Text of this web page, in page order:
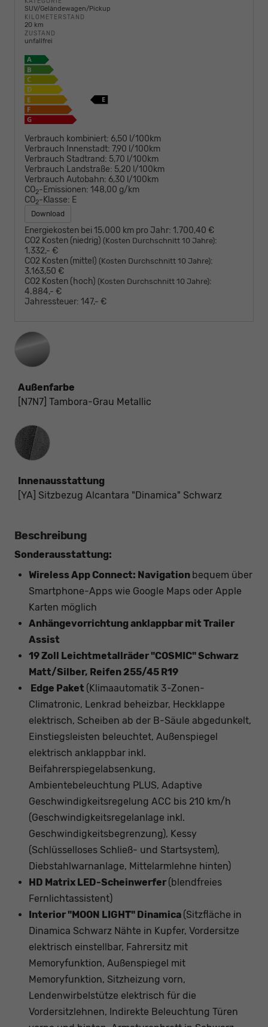
SUV/Geländewagen/Pickup
KILOMETERSTAND
20 km
ZUSTAND
unfallfrei
Verbrauch kombiniert: 6,50 l/100km
Verbrauch Innenstadt: 7,90 l/100km
Verbrauch Stadtrand: 5,70 l/100km
Verbrauch Landstraße: 5,20 l/100km
Verbrauch Autobahn: 6,30 l/100km
CO2-Emissionen: 148,00 g/km
CO2-Klasse: E
Download
Energiekosten bei 15.000 km pro Jahr: 1.700,40 €
CO2 Kosten (niedrig) (Kosten Durchschnitt 10 Jahre):
1.332,- €
CO2 Kosten (mittel) (Kosten Durchschnitt 10 Jahre):
3.163,50 €
CO2 Kosten (hoch) (Kosten Durchschnitt 10 Jahre):
4.884,- €
Jahressteuer: 147,- €
Außenfarbe
[N7N7] Tambora-Grau Metallic
Innenausstattung
Innenausstattung
[YA] Sitzbezug Alcantara "Dinamica" Schwarz
Beschreibung
Sonderausstattung:
Wireless App Connect: Navigation bequem über
Smartphone-Apps wie Google Maps oder Apple
Karten möglich
Anhängevorrichtung anklappbar mit Trailer
Assist
19 Zoll Leichtmetallräder "COSMIC" Schwarz
Matt/Silber, Reifen 255/45 R19
Edge Paket (Klimaautomatik 3-Zonen-
Climatronic, Lenkrad beheizbar, Heckklappe
elektrisch, Scheiben ab der B-Säule abgedunkelt,
Einstiegsleisten beleuchtet, Außenspiegel
elektrisch anklappbar inkl.
Beifahrerspiegelabsenkung,
Ambientebeleuchtung PLUS, Adaptive
Geschwindigkeitsregelung ACC bis 210 km/h
(Geschwindigkeitsregelanlage inkl.
Geschwindigkeitsbegrenzung), Kessy
(Schlüsselloses Schließ- und Startsystem),
Diebstahlwarnanlage, Mittelarmlehne hinten)
HD Matrix LED-Scheinwerfer (blendfreies
Fernlichtassistent)
Interior "MOON LIGHT" Dinamica (Sitzfläche in
Dinamica Schwarz Nähte in Kupfer, Vordersitze
elektrisch einstellbar, Fahrersitz mit
Memoryfunktion, Außenspiegel mit
Memoryfunktion, Sitzheizung vorn,
Lendenwirbelstütze elektrisch für die
Vordersitzlehnen, Indirekte Beleuchtung Türen